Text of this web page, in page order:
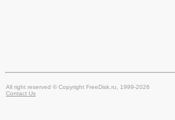
All right reserved © Copyright FreeDisk.ru, 1999-2026
Contact Us